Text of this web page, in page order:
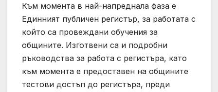
Към момента в най-напреднала фаза е
Единният публичен регистър, за работата с
който са провеждани обучения за
общините. Изготвени са и подробни
ръководства за работа с регистъра, като
към момента е предоставен на общините
тестови достъп до регистъра, преди